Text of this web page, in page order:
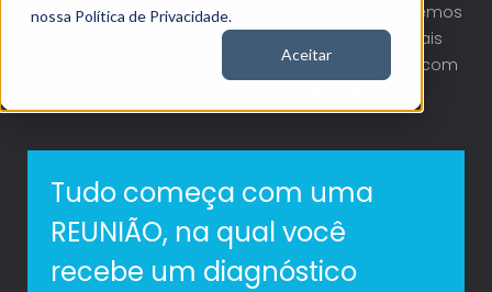
nossa Política de Privacidade.
Aceitar
Priorizamos os valores de nossos clientes, atendemos
de maneira personalizada e acessamos as mais
adequadas opções de investimento de acordo com
Tudo começa com uma
REUNIÃO, na qual você
recebe um diagnóstico